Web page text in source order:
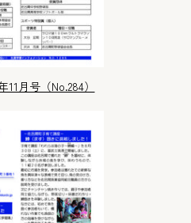
月号（No.284）